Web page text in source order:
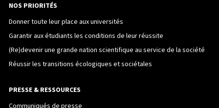
NOS PRIORITÉS
Donner toute leur place aux universités
Garantir aux étudiants les conditions de leur réussite
(Re)devenir une grande nation scientifique au service de la société
Réussir les transitions écologiques et sociétales
PRESSE & RESSOURCES
Communiqués de presse